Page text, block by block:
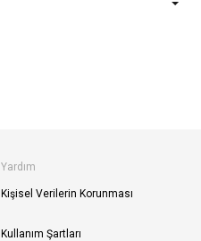
Yardım
Kişisel Verilerin Korunması
Kullanım Şartları